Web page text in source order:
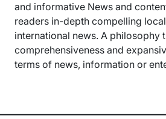
and informative News and
readers in-depth compelling
international news. A philosophy
comprehensiveness and
terms of news, information or